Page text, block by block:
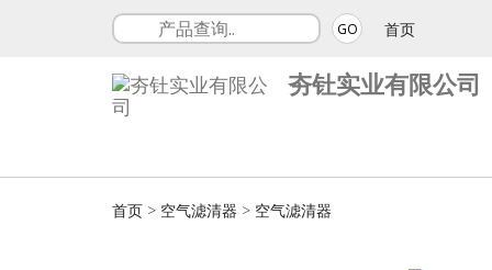
GO 首页
夯钍实业有限公司
首页 > 空气滤清器 > 空气滤清器